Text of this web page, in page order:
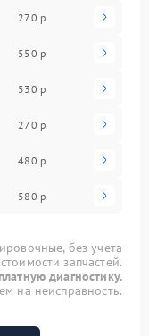
270 р
550 р
530 р
270 р
480 р
580 р
без учета
стоимости запчастей.
диагностику.
на неисправность.